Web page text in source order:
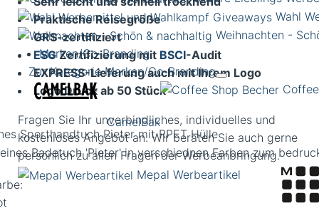
Wahl
Weihnachten -
Marken/Co-Branding
Zur Kategorie Marken/Co-Branding
CamelBak
Mepal Werbeartikel
Sporthandtuch Pieter mit RPET Hülle
Praktische Reisegröße
GRS-zertifiziert
ESGZertifizierung mit BSCI-Audit
EXPRESS-Lieferung auch mit Ihrem Logo
Logo Druck ab 50 Stück
Fragen Sie Ihr unverbindliches, individuelles und
kostenloses Angebot an. Wir beraten Sie auch gerne
persönlich zu allen Fragen der Werbeanbringung.